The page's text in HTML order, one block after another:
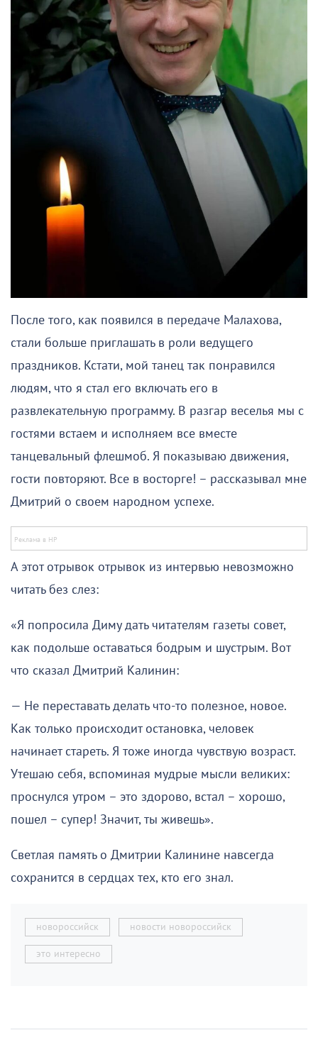
После того, как появился в передаче Малахова,
стали больше приглашать в роли ведущего
праздников. Кстати, мой танец так понравился
людям, что я стал его включать его в
развлекательную программу. В разгар веселья мы с
гостями встаем и исполняем все вместе
танцевальный флешмоб. Я показываю движения,
гости повторяют. Все в восторге! – рассказывал мне
Дмитрий о своем народном успехе.
А этот отрывок отрывок из интервью невозможно
читать без слез:
«Я попросила Диму дать читателям газеты совет,
как подольше оставаться бодрым и шустрым. Вот
что сказал Дмитрий Калинин:
— Не переставать делать что-то полезное, новое.
Как только происходит остановка, человек
начинает стареть. Я тоже иногда чувствую возраст.
Утешаю себя, вспоминая мудрые мысли великих:
проснулся утром – это здорово, встал – хорошо,
пошел – супер! Значит, ты живешь».
Светлая память о Дмитрии Калинине навсегда
сохранится в сердцах тех, кто его знал.
новороссийск новости новороссийск
это интересно